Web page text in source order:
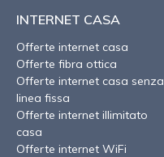
INTERNET CASA
Offerte internet casa
Offerte fibra ottica
Offerte internet casa senza
linea fissa
Offerte internet illimitato
casa
Offerte internet WiFi